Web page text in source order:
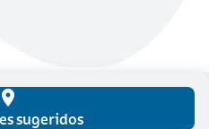
place
sugeridos